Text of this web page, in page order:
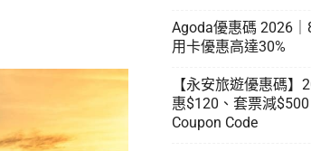
Agoda優惠碼 2026
用卡優惠高達30%
【永安旅遊優惠碼
惠$120、套票減
Coupon Code